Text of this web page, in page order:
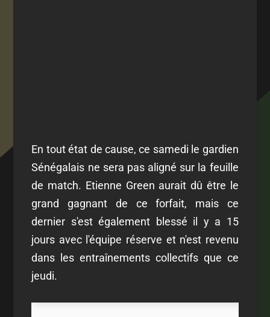
En tout état de cause, ce samedi le gardien
Sénégalais ne sera pas aligné sur la feuille
de match. Etienne Green aurait dû être le
grand gagnant de ce forfait, mais ce
dernier s'est également blessé il y a 15
jours avec l'équipe réserve et n'est revenu
dans les entraînements collectifs que ce
jeudi.